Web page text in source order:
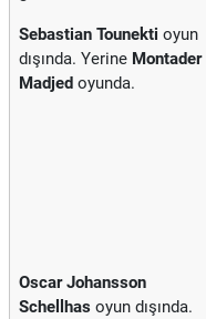
Sebastian Tounekti oyun
dışında. Yerine Montader
Madjed oyunda.
Oscar Johansson
Schellhas oyun dışında.